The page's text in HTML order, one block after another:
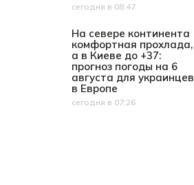
Дата публикации
сегодня в 08:47
На севере континента
комфортная прохлада,
а в Киеве до +37:
прогноз погоды на 6
августа для украинцев
в Европе
Дата публикации
сегодня в 07:26